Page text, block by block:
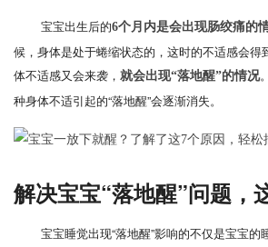
宝宝出生后的6个月内是会出现肠绞痛的
候，身体是处于蜷缩状态的，这时的不适感会得
体不适感又会来袭， 就会出现“落地醒”的情况
种身体不适引起的“落地醒”会逐渐消失。
解决宝宝“落地醒”问题，
宝宝睡觉出现“落地醒”影响的不仅是宝宝的